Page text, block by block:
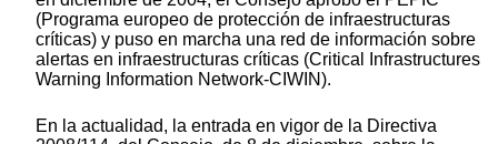
(Programa europeo de protección de infraestructuras
críticas) y puso en marcha una red de información sobre
alertas en infraestructuras críticas (Critical Infrastructures
Warning Information Network-CIWIN).
En la actualidad, la entrada en vigor de la Directiva